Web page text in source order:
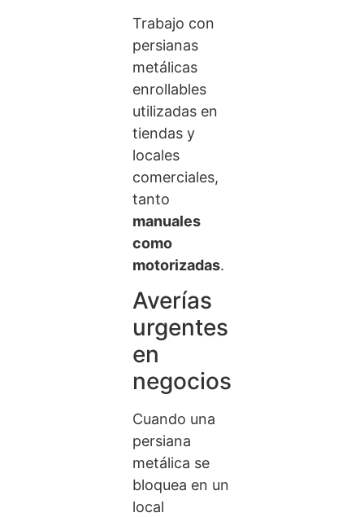
Trabajo con
persianas
metálicas
enrollables
utilizadas en
tiendas y
locales
comerciales,
tanto
manuales
como
motorizadas.
Averías
urgentes
en
negocios
Cuando una
persiana
metálica se
bloquea en un
local